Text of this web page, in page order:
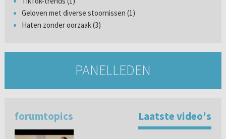
Geloven met diverse stoornissen (1)
Haten zonder oorzaak (3)
PANELLEDEN
forumtopics Laatste video's